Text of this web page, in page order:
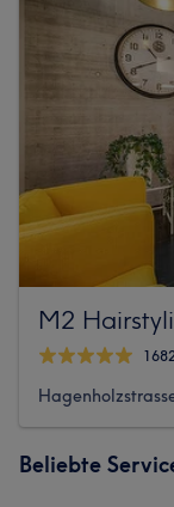
M2
Beliebte